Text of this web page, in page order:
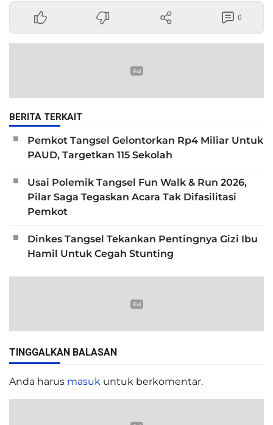
0
BERITA TERKAIT
Pemkot Tangsel Gelontorkan Rp4 Miliar Untuk
PAUD, Targetkan 115 Sekolah
Usai Polemik Tangsel Fun Walk & Run 2026,
Pilar Saga Tegaskan Acara Tak Difasilitasi
Pemkot
Dinkes Tangsel Tekankan Pentingnya Gizi Ibu
Hamil Untuk Cegah Stunting
TINGGALKAN BALASAN
Anda harus masuk untuk berkomentar.